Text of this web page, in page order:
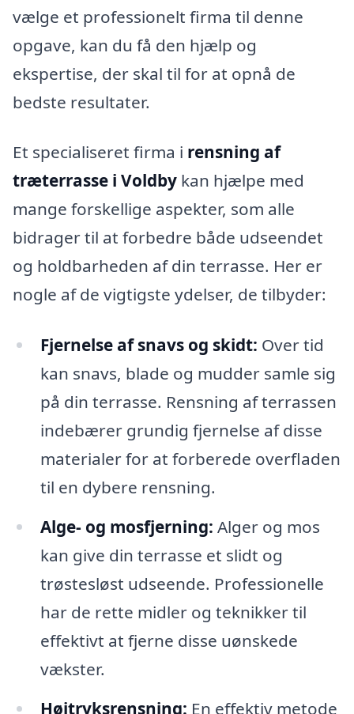
vælge et professionelt firma til denne
opgave, kan du få den hjælp og
ekspertise, der skal til for at opnå de
bedste resultater.
Et specialiseret firma i rensning af
træterrasse i Voldby kan hjælpe med
mange forskellige aspekter, som alle
bidrager til at forbedre både udseendet
og holdbarheden af din terrasse. Her er
nogle af de vigtigste ydelser, de tilbyder:
Fjernelse af snavs og skidt: Over tid
kan snavs, blade og mudder samle sig
på din terrasse. Rensning af terrassen
indebærer grundig fjernelse af disse
materialer for at forberede overfladen
til en dybere rensning.
Alge- og mosfjerning: Alger og mos
kan give din terrasse et slidt og
trøstesløst udseende. Professionelle
har de rette midler og teknikker til
effektivt at fjerne disse uønskede
vækster.
Højtryksrensning: En effektiv metode